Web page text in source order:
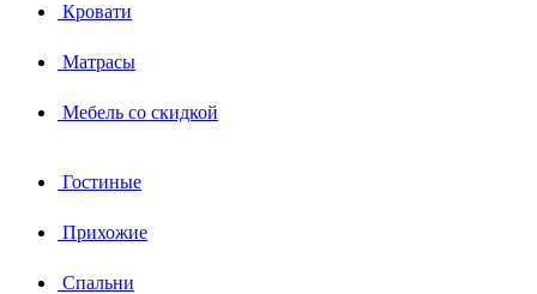
Кровати
Матрасы
Мебель со скидкой
Гостиные
Прихожие
Спальни